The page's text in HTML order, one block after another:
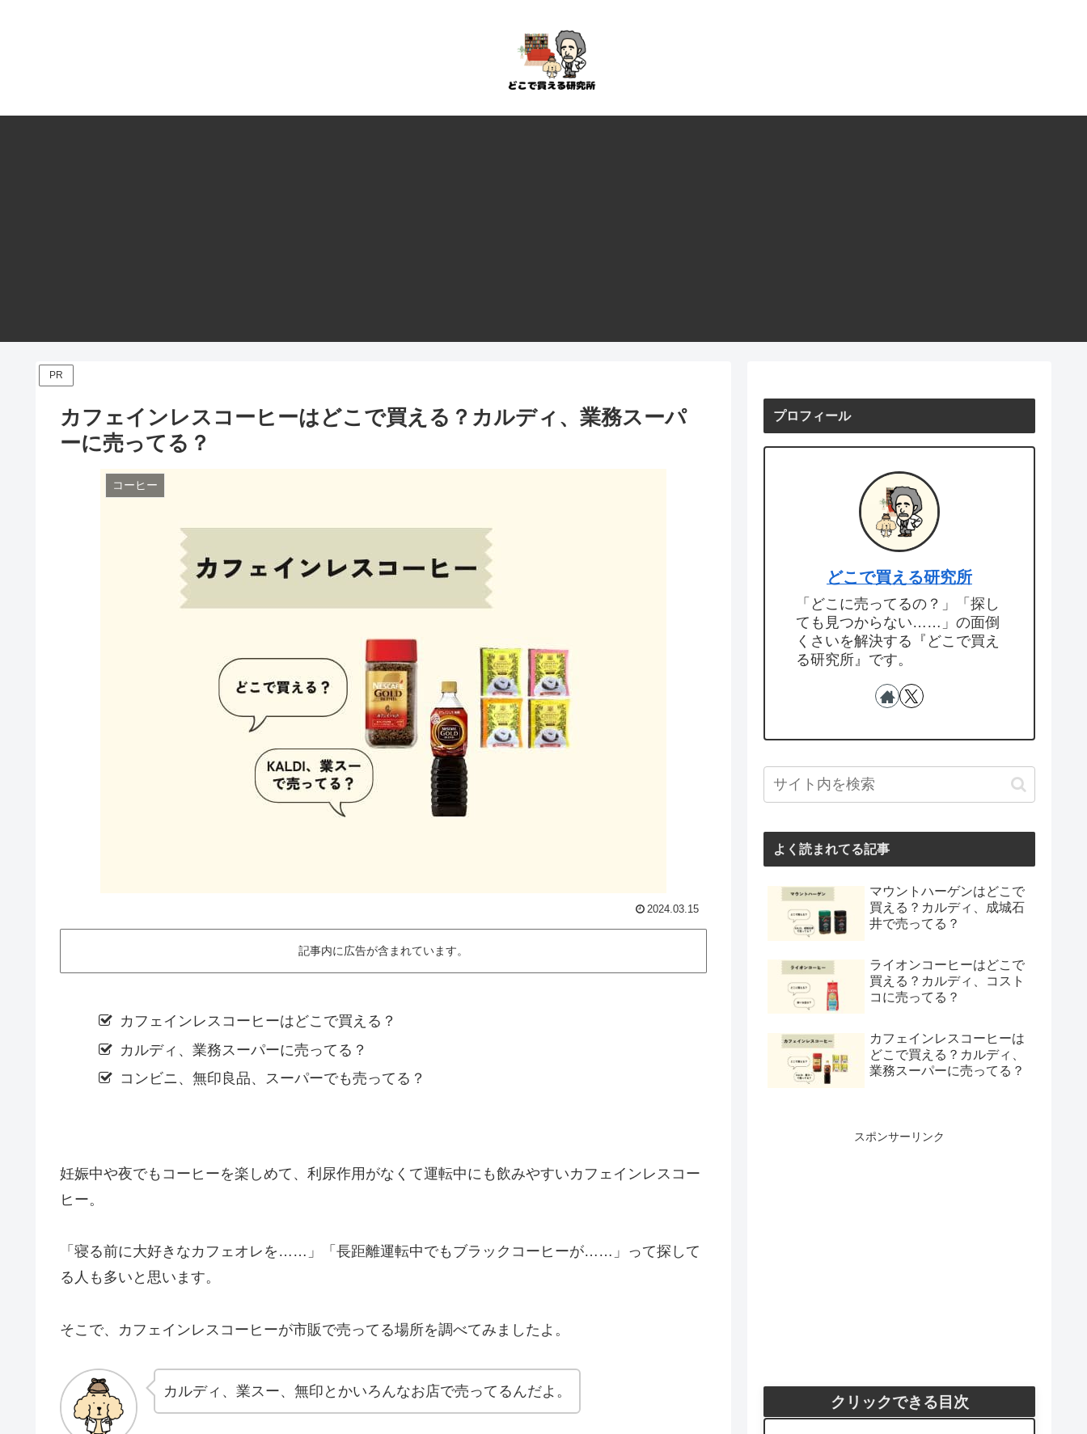
PR
カフェインレスコーヒーはどこで買える？カルディ、業務スーパ
ーに売ってる？
コーヒー
2024.03.15
記事内に広告が含まれています。
カフェインレスコーヒーはどこで買える？
カルディ、業務スーパーに売ってる？
コンビニ、無印良品、スーパーでも売ってる？
妊娠中や夜でもコーヒーを楽しめて、利尿作用がなくて運転中にも飲みやすいカフェインレスコー
ヒー。
「寝る前に大好きなカフェオレを……」「長距離運転中でもブラックコーヒーが……」って探して
る人も多いと思います。
そこで、カフェインレスコーヒーが市販で売ってる場所を調べてみましたよ。
カルディ、業スー、無印とかいろんなお店で売ってるんだよ。
プロフィール
どこで買える研究所
「どこに売ってるの？」「探し
ても見つからない……」の面倒
くさいを解決する『どこで買え
る研究所』です。
よく読まれてる記事
マウントハーゲンはどこで
買える？カルディ、成城石
井で売ってる？
ライオンコーヒーはどこで
買える？カルディ、コスト
コに売ってる？
カフェインレスコーヒーは
どこで買える？カルディ、
業務スーパーに売ってる？
スポンサーリンク
クリックできる目次